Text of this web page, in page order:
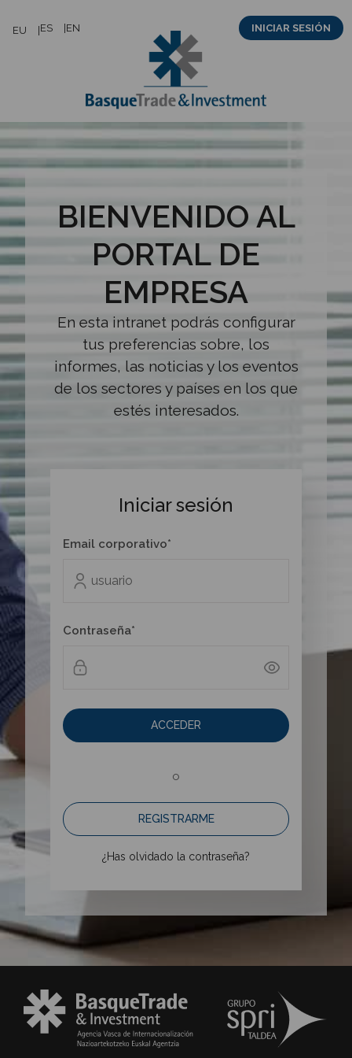
EU ES EN INICIAR SESIÓN
BIENVENIDO AL
PORTAL DE
EMPRESA
En esta intranet podrás configurar
tus preferencias sobre, los
informes, las noticias y los eventos
de los sectores y países en los que
estés interesados.
Iniciar sesión
Email corporativo*
Contraseña*
ACCEDER
o
REGISTRARME
¿Has olvidado la contraseña?